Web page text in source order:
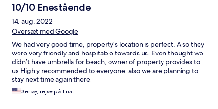
10/10 Enestående
14. aug. 2022
Oversæt med Google
We had very good time, property’s location is perfect. Also they
were very friendly and hospitable towards us. Even thought we
didn’t have umbrella for beach, owner of property provides to
us.Highly recommended to everyone, also we are planning to
stay next time again there.
Senay, rejse på 1 nat